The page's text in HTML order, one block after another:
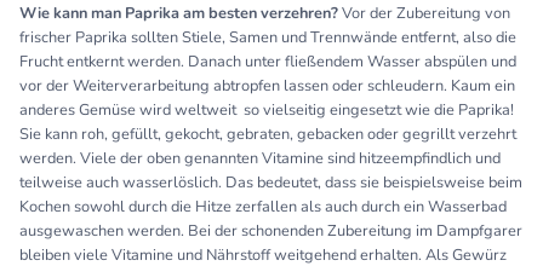
Wie kann man Paprika am besten verzehren?Vor der Zubereitung von
frischer Paprika sollten Stiele, Samen und Trennwände entfernt, also die
Frucht entkernt werden. Danach unter fließendem Wasser abspülen und
vor der Weiterverarbeitung abtropfen lassen oder schleudern. Kaum ein
anderes Gemüse wird weltweit so vielseitig eingesetzt wie die Paprika!
Sie kann roh, gefüllt, gekocht, gebraten, gebacken oder gegrillt verzehrt
werden. Viele der oben genannten Vitamine sind hitzeempfindlich und
teilweise auch wasserlöslich. Das bedeutet, dass sie beispielsweise beim
Kochen sowohl durch die Hitze zerfallen als auch durch ein Wasserbad
ausgewaschen werden. Bei der schonenden Zubereitung im Dampfgarer
bleiben viele Vitamine und Nährstoff weitgehend erhalten. Als Gewürz